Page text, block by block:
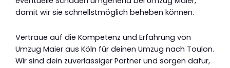
damit wir sie schnellstmöglich beheben können.
Vertraue auf die Kompetenz und Erfahrung von
Umzug Maier aus Köln für deinen Umzug nach Toulon.
Wir sind dein zuverlässiger Partner und sorgen dafür,